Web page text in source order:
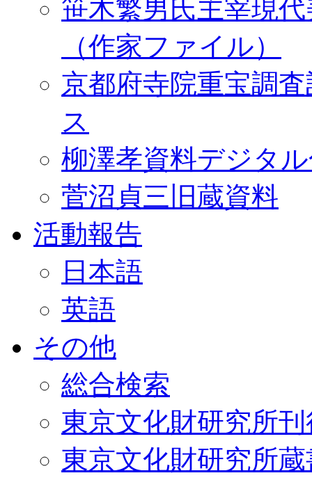
笹木繁男氏主宰現
（作家ファイル）
京都府寺院重宝調
ス
柳澤孝資料デジタ
菅沼貞三旧蔵資料
活動報告
日本語
英語
その他
総合検索
東京文化財研究所
東京文化財研究所